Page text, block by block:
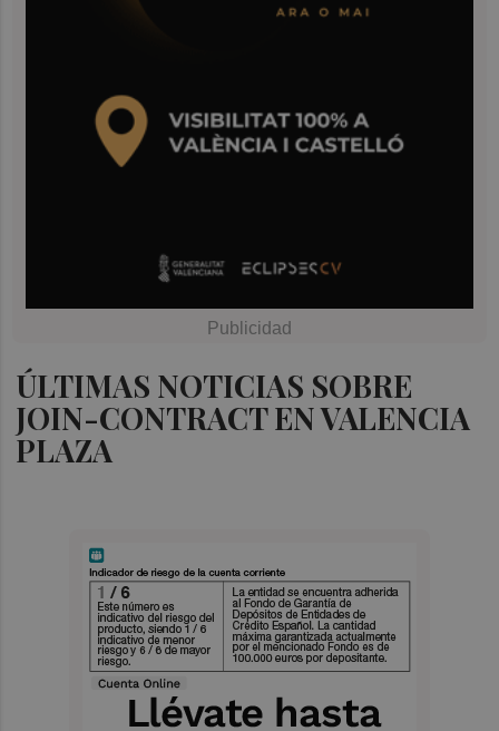
ÚLTIMAS NOTICIAS SOBRE
JOIN-CONTRACT EN VALENCIA
PLAZA